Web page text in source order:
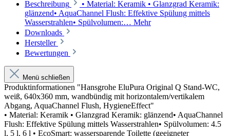
Beschreibung
• Material: Keramik • Glanzgrad Keramik:
glänzend• AquaChannel Flush: Effektive Spülung mittels
Wasserstrahlen• Spülvolumen:… Mehr
Downloads
Hersteller
Bewertungen
Menü schließen
Produktinformationen "Hansgrohe EluPura Original Q Stand-WC,
weiß, 640x360 mm, wandbündig mit horizontalem/vertikalem
Abgang, AquaChannel Flush, HygieneEffect"
• Material: Keramik • Glanzgrad Keramik: glänzend• AquaChannel
Flush: Effektive Spülung mittels Wasserstrahlen• Spülvolumen: 4.5
l, 5 l, 6 l • EcoSmart: wassersparende Toilette (geeigneter